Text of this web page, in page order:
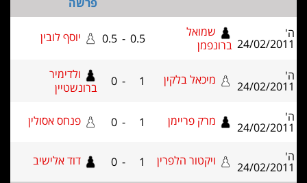
שמואל
ברונפמן
0.5
-
0.5 יוסף לובין
מיכאל בלקין 1
-
0
ולדימיר
ברונשטיין
מרק פריימן 1
-
0 פנחס אסולין
ויקטור הלפרין 1
-
0 דוד אלישיב